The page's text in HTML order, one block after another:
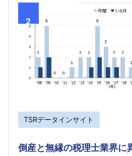
2
TSRデータインサイト
倒産と無縁の税理士業界